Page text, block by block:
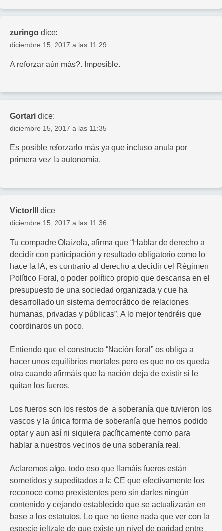
zuringo dice:
diciembre 15, 2017 a las 11:29
A reforzar aún más?. Imposible.
Gortari dice:
diciembre 15, 2017 a las 11:35
Es posible reforzarlo más ya que incluso anula por
primera vez la autonomía.
VictorIII dice:
diciembre 15, 2017 a las 11:36
Tu compadre Olaizola, afirma que “Hablar de derecho a
decidir con participación y resultado obligatorio como lo
hace la IA, es contrario al derecho a decidir del Régimen
Político Foral, o poder político propio que descansa en el
presupuesto de una sociedad organizada y que ha
desarrollado un sistema democrático de relaciones
humanas, privadas y públicas”. A lo mejor tendréis que
coordinaros un poco.
Entiendo que el constructo “Nación foral” os obliga a
hacer unos equilibrios mortales pero es que no os queda
otra cuando afirmáis que la nación deja de existir si le
quitan los fueros.
Los fueros son los restos de la soberanía que tuvieron los
vascos y la única forma de soberanía que hemos podido
optar y aun así ni siquiera pacíficamente como para
hablar a nuestros vecinos de una soberanía real.
Aclaremos algo, todo eso que llamáis fueros están
sometidos y supeditados a la CE que efectivamente los
reconoce como prexistentes pero sin darles ningún
contenido y dejando establecido que se actualizarán en
base a los estatutos. Lo que no tiene nada que ver con la
especie jeltzale de que existe un nivel de paridad entre